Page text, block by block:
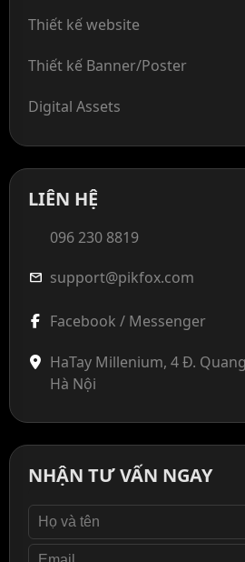
Thiết kế website
Thiết kế Banner/Poster
Digital Assets
LIÊN HỆ
096 230 8819
mail support@pikfox.com
Facebook / Messenger
HaTay Millenium, 4 Đ.
Hà Nội
NHẬN TƯ VẤN NGAY